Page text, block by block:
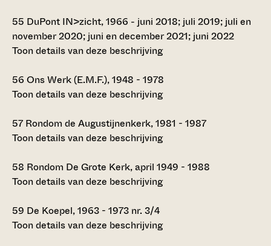
55 DuPont IN>zicht, 1966 - juni 2018; juli 2019; juli en
november 2020; juni en december 2021; juni 2022
Toon details van deze beschrijving
56 Ons Werk (E.M.F.), 1948 - 1978
Toon details van deze beschrijving
57 Rondom de Augustijnenkerk, 1981 - 1987
Toon details van deze beschrijving
58 Rondom De Grote Kerk, april 1949 - 1988
Toon details van deze beschrijving
59 De Koepel, 1963 - 1973 nr. 3/4
Toon details van deze beschrijving